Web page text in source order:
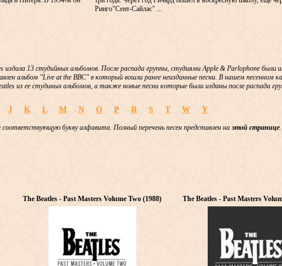
Ринго"Сент-Сайлас" ...
издала 13 студийных альбомов. После распада группы, студиями Apple & Parlophone были
альбом "Live at the BBC" в который вошли ранее неизданные песни. В нашем песенном
из ее студиных альбомов, а также новые песни которые были изданы после распада
J K L M N O P R S T W Y
букву алфавита. Полный перечень песен представлен наэтой странице
The Beatles - Past Masters Volume Two (1988) The Beatles - Past Masters